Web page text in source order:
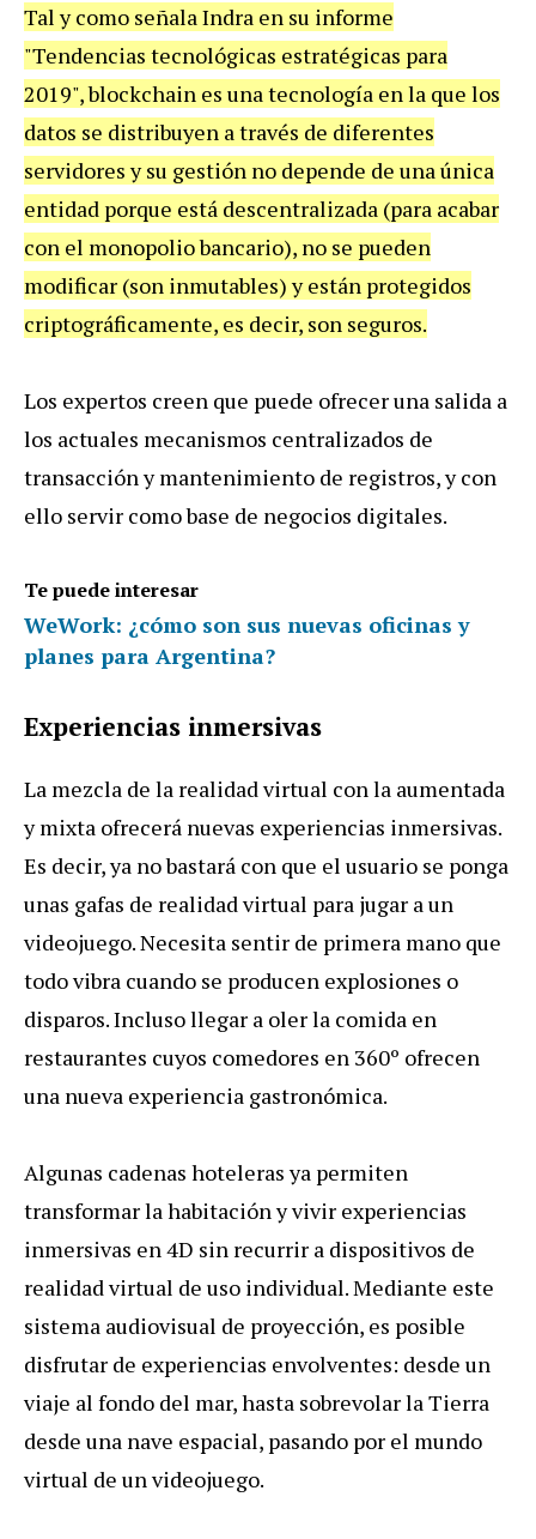
Tal y como señala Indra en su informe
"Tendencias tecnológicas estratégicas para
2019", blockchain es una tecnología en la que los
datos se distribuyen a través de diferentes
servidores y su gestión no depende de una única
entidad porque está descentralizada (para acabar
con el monopolio bancario), no se pueden
modificar (son inmutables) y están protegidos
criptográficamente, es decir, son seguros.
Los expertos creen que puede ofrecer una salida a
los actuales mecanismos centralizados de
transacción y mantenimiento de registros, y con
ello servir como base de negocios digitales.
Te puede interesar
WeWork: ¿cómo son sus nuevas oficinas y
planes para Argentina?
Experiencias inmersivas
La mezcla de la realidad virtual con la aumentada
y mixta ofrecerá nuevas experiencias inmersivas.
Es decir, ya no bastará con que el usuario se ponga
unas gafas de realidad virtual para jugar a un
videojuego. Necesita sentir de primera mano que
todo vibra cuando se producen explosiones o
disparos. Incluso llegar a oler la comida en
restaurantes cuyos comedores en 360º ofrecen
una nueva experiencia gastronómica.
Algunas cadenas hoteleras ya permiten
transformar la habitación y vivir experiencias
inmersivas en 4D sin recurrir a dispositivos de
realidad virtual de uso individual. Mediante este
sistema audiovisual de proyección, es posible
disfrutar de experiencias envolventes: desde un
viaje al fondo del mar, hasta sobrevolar la Tierra
desde una nave espacial, pasando por el mundo
virtual de un videojuego.